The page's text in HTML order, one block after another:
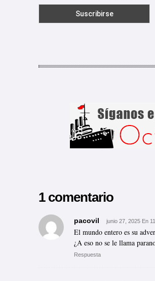
1 comentario
pacovil junio 27, 2025 En
El mundo entero es su
¿A eso no se le llama
Respuesta